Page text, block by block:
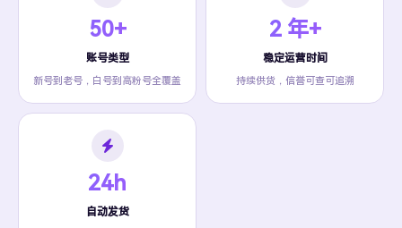
50+
账号类型
新号到老号，白号到高粉号全覆盖
2 年+
稳定运营时间
持续供货，信誉可查可追溯
24h
自动发货